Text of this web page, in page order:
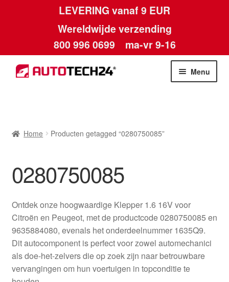
LEVERING vanaf 9 EUR
Wereldwijde verzending
800 996 0699 ma-vr 9-16
Ga
door
Ga
naar
Menu
Betalingen
Contact
Kassa
Klachten
Home Producten getagged “0280750085”
0280750085
Ontdek onze hoogwaardige Klepper 1.6 16V voor
Citroën en Peugeot, met de productcode 0280750085 en
9635884080, evenals het onderdeelnummer 1635Q9.
Dit autocomponent is perfect voor zowel automechanici
als doe-het-zelvers die op zoek zijn naar betrouwbare
vervangingen om hun voertuigen in topconditie te